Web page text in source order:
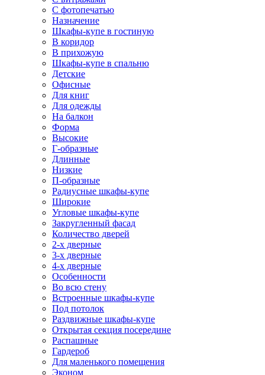
С фотопечатью
Назначение
Шкафы-купе в гостиную
В коридор
В прихожую
Шкафы-купе в спальню
Детские
Офисные
Для книг
Для одежды
На балкон
Форма
Высокие
Г-образные
Длинные
Низкие
П-образные
Радиусные шкафы-купе
Широкие
Угловые шкафы-купе
Закругленный фасад
Количество дверей
2-х дверные
3-х дверные
4-х дверные
Особенности
Во всю стену
Встроенные шкафы-купе
Под потолок
Раздвижные шкафы-купе
Открытая секция посередине
Распашные
Гардероб
Для маленького помещения
Эконом